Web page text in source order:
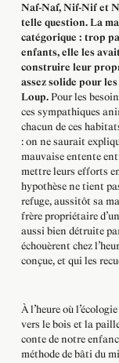
Naf-Naf, Nif-Nif et
telle question. La
catégorique : trop
enfants, elle les
construire leur
assez solide pour
Loup.Pour les
ces sympathiques
chacun de ces
: on ne saurait
mauvaise entente
mettre leurs efforts
hypothèse ne tient
refuge, aussitôt sa
frère propriétaire
aussi bien détruite
échouèrent chez
conçue, et qui les
À l’heure où
vers le bois et la
conte de notre
méthode de bâti du